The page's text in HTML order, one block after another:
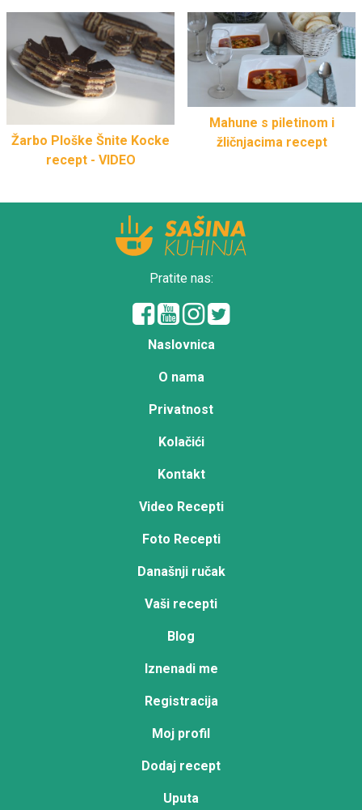
Žarbo Ploške Šnite Kocke
recept - VIDEO
Mahune s piletinom i
žličnjacima recept
Pratite nas:
Naslovnica
O nama
Privatnost
Kolačići
Kontakt
Video Recepti
Foto Recepti
Današnji ručak
Vaši recepti
Blog
Iznenadi me
Registracija
Moj profil
Dodaj recept
Uputa